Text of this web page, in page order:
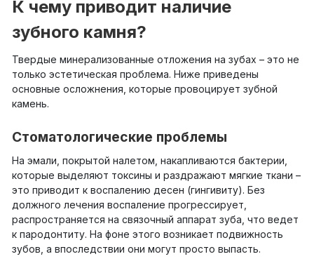
К чему приводит наличие
зубного камня?
Твердые минерализованные отложения на зубах – это не
только эстетическая проблема. Ниже приведены
основные осложнения, которые провоцирует зубной
камень.
Стоматологические проблемы
На эмали, покрытой налетом, накапливаются бактерии,
которые выделяют токсины и раздражают мягкие ткани –
это приводит к воспалению десен (гингивиту). Без
должного лечения воспаление прогрессирует,
распространяется на связочный аппарат зуба, что ведет
к пародонтиту. На фоне этого возникает подвижность
зубов, а впоследствии они могут просто выпасть.